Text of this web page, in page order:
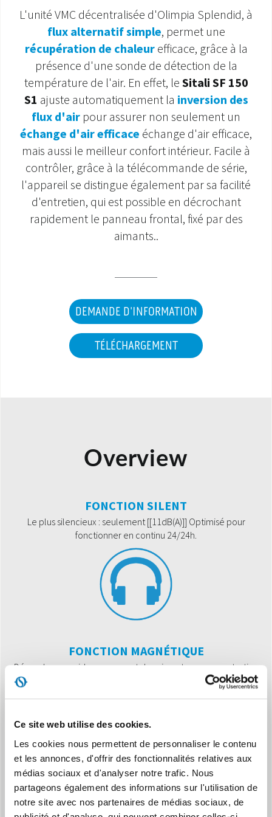
Ce site web utilise des cookies.
Les cookies nous permettent de personnaliser le contenu
et les annonces, d'offrir des fonctionnalités relatives aux
médias sociaux et d'analyser notre trafic. Nous
partageons également des informations sur l'utilisation de
notre site avec nos partenaires de médias sociaux, de
SAV ET GARANTIE
DOCUMENTATIONS
L'unité VMC décentralisée d'Olimpia Splendid, à
flux alternatif simple, permet une
récupération de chaleurefficace, grâce à la
présence d'une sonde de détection de la
température de l'air. En effet, le Sitali SF 150
S1 ajuste automatiquement la inversion des
flux d'air pour assurer non seulement un
échange d'air efficace échange d'air efficace,
mais aussi le meilleur confort intérieur. Facile à
contrôler, grâce à la télécommande de série,
l'appareil se distingue également par sa facilité
d'entretien, qui est possible en décrochant
rapidement le panneau frontal, fixé par des
aimants..
DEMANDE D'INFORMATION
TÉLÉCHARGEMENT
Overview
FONCTION SILENT
Le plus silencieux : seulement [[11dB(A)]] Optimisé pour
fonctionner en continu 24/24h.
FONCTION MAGNÉTIQUE
Décrochage rapide moyennant des aimants pour un entretien
plus facile sans intervention de professionnel
FONCTION INTELLIGENTE
Grâce à la présence de la sonde de détection de la